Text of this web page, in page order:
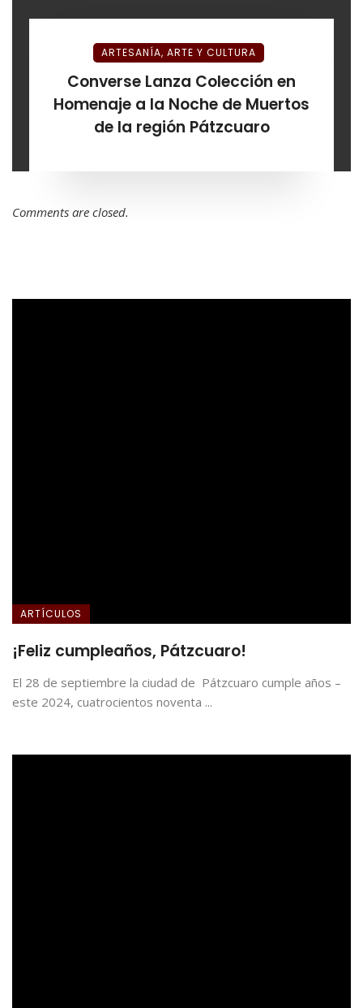
ARTESANÍA, ARTE Y CULTURA
Converse Lanza Colección en
Homenaje a la Noche de Muertos
de la región Pátzcuaro
Comments are closed.
ARTÍCULOS
¡Feliz cumpleaños, Pátzcuaro!
El 28 de septiembre la ciudad de Pátzcuaro cumple años –
este 2024, cuatrocientos noventa ...